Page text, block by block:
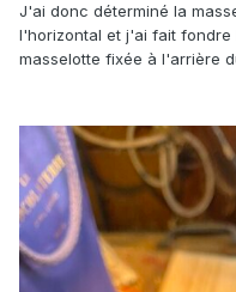
J'ai donc déterminé la
l'horizontal et j'ai fait
masselotte fixée à l'arrière